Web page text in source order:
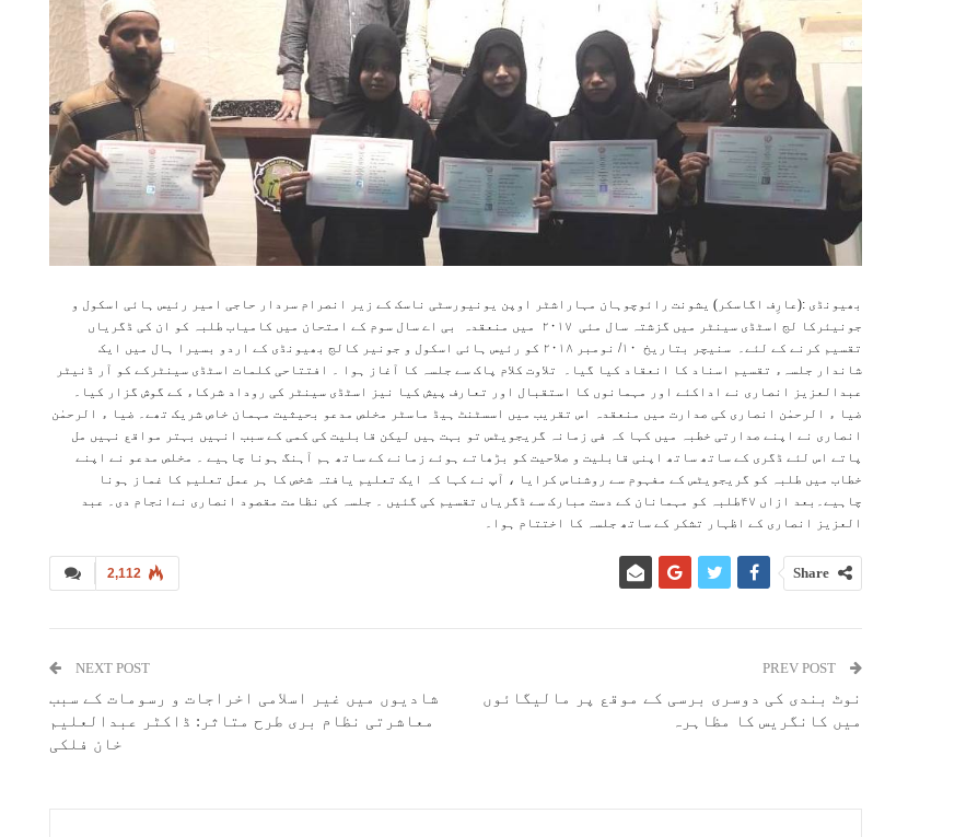
بھیونڈی :(عارِف اگاسکر) یشونت رائوچوہان مہاراشٹر اوپن یونیورسٹی ناسک کے زیر انصرام سردار حاجی امیر رئیس ہائی اسکول و
جونیئرکا لج اسٹڈی سینٹر میں گزشتہ سال مئی ۲۰۱۷ میں منعقدہ بی اے سال سوم کے امتحان میں کامیاب طلبہ کو ان کی ڈگریاں
تقسیم کرنے کے لئے۔ سنیچر بتاریخ ۱۰/ نومبر ۲۰۱۸ کو رئیس ہائی اسکول و جونیر کالج بھیونڈی کے اردو بسیرا ہال میں ایک
شاندار جلسہء تقسیم اسناد کا انعقاد کیا گیا۔ تلاوت کلام پاک سے جلسہ کا آغاز ہوا ۔ افتتاحی کلمات اسٹڈی سینٹرکے کو آر ڈنیٹر
عبدالعزیز انصاری نے اداکئے اور مہمانوں کا استقبال اور تعارف پیش کیا نیز اسٹڈی سینٹر کی روداد شرکاء کے گوش گزار کیا۔
ضیا ء الرحمٰن انصاری کی صدارت میں منعقدہ اس تقریب میں اسسٹنٹ ہیڈ ماسٹر مخلص مدعو بحیثیت مہمان خاص شریک تھے۔ ضیا ء الرحمٰن
انصاری نے اپنے صدارتی خطبہ میں کہا کہ فی زمانہ گریجویٹس تو بہت ہیں لیکن قابلیت کی کمی کے سبب انہیں بہتر مواقع نہیں مل
پاتے اس لئے ڈگری کے ساتھ ساتھ اپنی قابلیت و صلاحیت کو بڑھاتے ہوئے زمانے کے ساتھ ہم آہنگ ہونا چاہیے ۔ مخلص مدعو نے اپنے
خطاب میں طلبہ کو گریجویٹس کے مفہوم سے روشناس کرایا ، آپ نے کہا کہ ایک تعلیم یافتہ شخص کا ہر عمل تعلیم کا غماز ہونا
چاہیے۔بعد ازاں ۴۷طلبہ کو مہمانان کے دست مبارک سے ڈگریاں تقسیم کی گئیں ۔ جلسہ کی نظامت مقصود انصاری نےانجام دی۔ عبد
العزیز انصاری کے اظہار تشکر کے ساتھ جلسہ کا اختتام ہوا۔
2,112 Share
نوٹ بندی کی دوسری برسی کے موقع پر مالیگائوں
میں کانگریس کا مظاہرہ
NEXT POST
شادیوں میں غیر اسلامی اخراجات و رسومات کے سبب
معاشرتی نظام بری طرح متاثر: ڈاکٹر عبدالعلیم
خان فلکی